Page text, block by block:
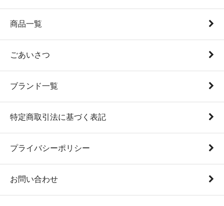
商品一覧
ごあいさつ
ブランド一覧
特定商取引法に基づく表記
プライバシーポリシー
お問い合わせ